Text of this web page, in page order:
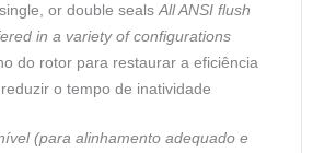
or double seals All ANSI flush
in a variety of configurations
do rotor para restaurar a eficiência
o tempo de inatividade
(para alinhamento adequado e